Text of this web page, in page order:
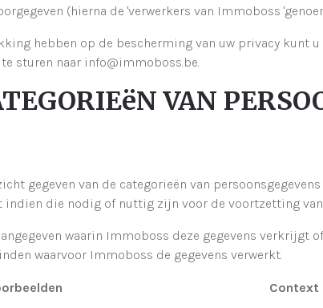
(hierna de 'verwerkers van Immoboss
hebben op de bescherming van uw privacy kunt
sturen naar info@immoboss.be.
VAN
gegeven van de categorieën van
indien die nodig of nuttig zijn voor de voortzetting
waarin Immoboss deze gegevens verkrijgt
waarvoor Immoboss de gegevens verwerkt.
Context